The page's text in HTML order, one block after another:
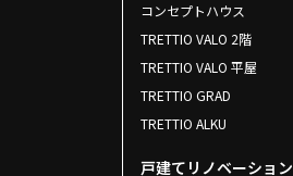
コンセプトハウス
TRETTIO VALO 2階
TRETTIO VALO 平屋
TRETTIO GRAD
TRETTIO ALKU
戸建てリノベーション